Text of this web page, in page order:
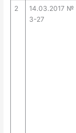
2
14.03.2017 №
3-27